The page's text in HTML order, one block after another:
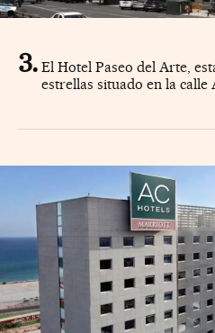
El Hotel Paseo del Arte,
estrellas situado en la calle